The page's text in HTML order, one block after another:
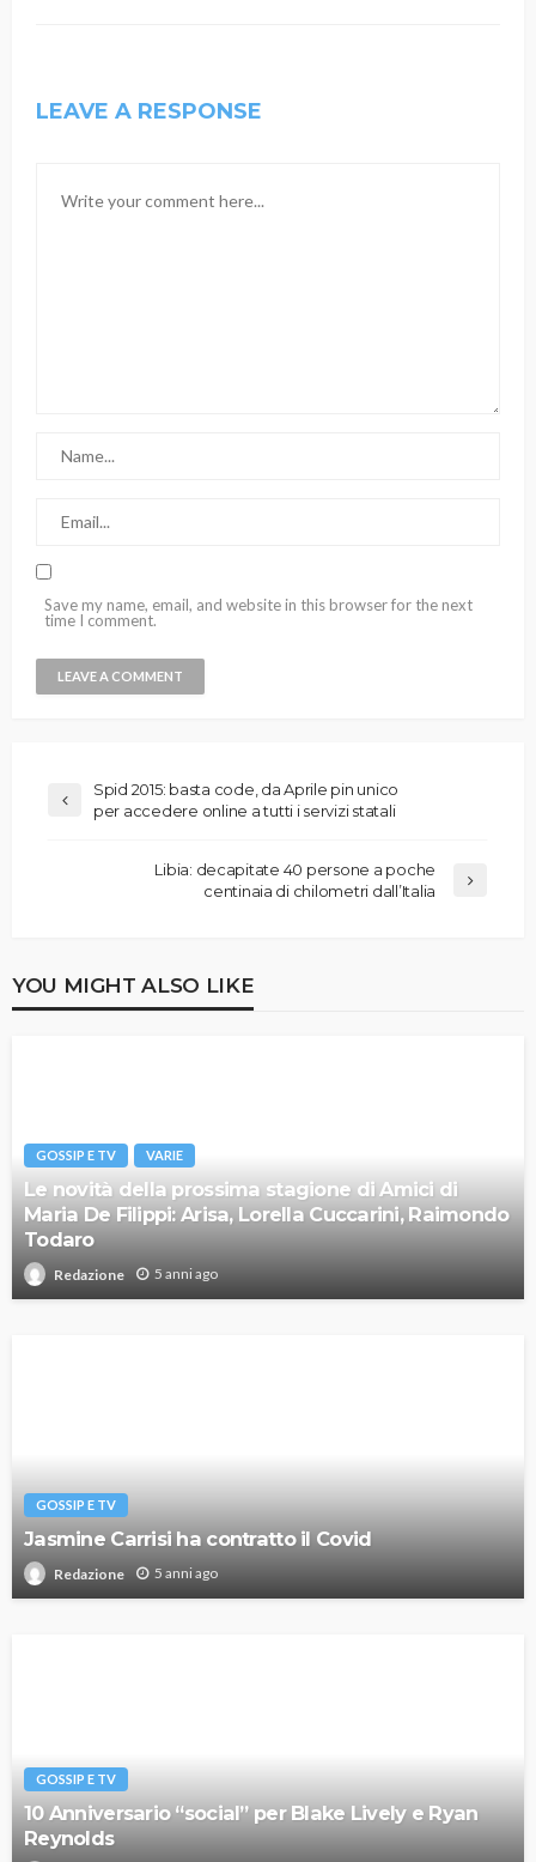
LEAVE A RESPONSE
Save my name, email, and website in this browser for the next
time I comment.
Spid 2015: basta code, da Aprile pin unico
per accedere online a tutti i servizi statali
Libia: decapitate 40 persone a poche
centinaia di chilometri dall’Italia
YOU MIGHT ALSO LIKE
GOSSIP E TV VARIE
Le novità della prossima stagione di Amici di
Maria De Filippi: Arisa, Lorella Cuccarini, Raimondo
Todaro
Redazione 5 anni ago
GOSSIP E TV
Jasmine Carrisi ha contratto il Covid
Redazione 5 anni ago
GOSSIP E TV
10 Anniversario “social” per Blake Lively e Ryan
Reynolds